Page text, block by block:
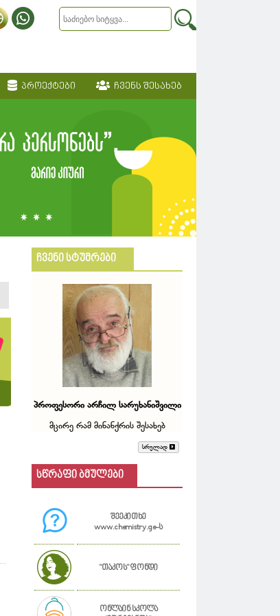
პროექტები ჩვენს შესახებ
ჩვენი სტუმრები
პროფესორი არჩილ სარუხანიშვილი
მცირე რამ მინანქრის შესახებ
სრულად
სწრაფი ბმულები
შეეკითხე
www.chemistry.ge-ს
"თაკოს" ფონდი
ონლაინ სკოლა